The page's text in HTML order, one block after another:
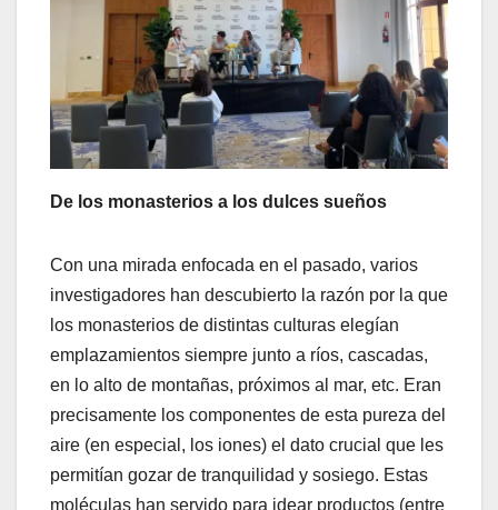
De los monasterios a los dulces sueños
Con una mirada enfocada en el pasado, varios
investigadores han descubierto la razón por la que
los monasterios de distintas culturas elegían
emplazamientos siempre junto a ríos, cascadas,
en lo alto de montañas, próximos al mar, etc. Eran
precisamente los componentes de esta pureza del
aire (en especial, los iones) el dato crucial que les
permitían gozar de tranquilidad y sosiego. Estas
moléculas han servido para idear productos (entre